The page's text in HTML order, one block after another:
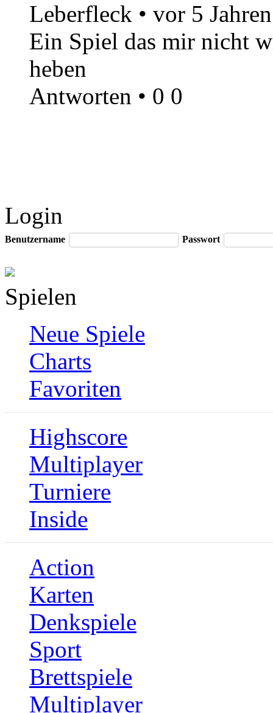
Leberfleck • vor 5 Jahren
Ein Spiel das mir nicht
heben
Antworten • 0 0
Login
Benutzername Passwort
Spielen
Neue Spiele
Charts
Favoriten
Highscore
Multiplayer
Turniere
Inside
Action
Karten
Denkspiele
Sport
Brettspiele
Multiplayer